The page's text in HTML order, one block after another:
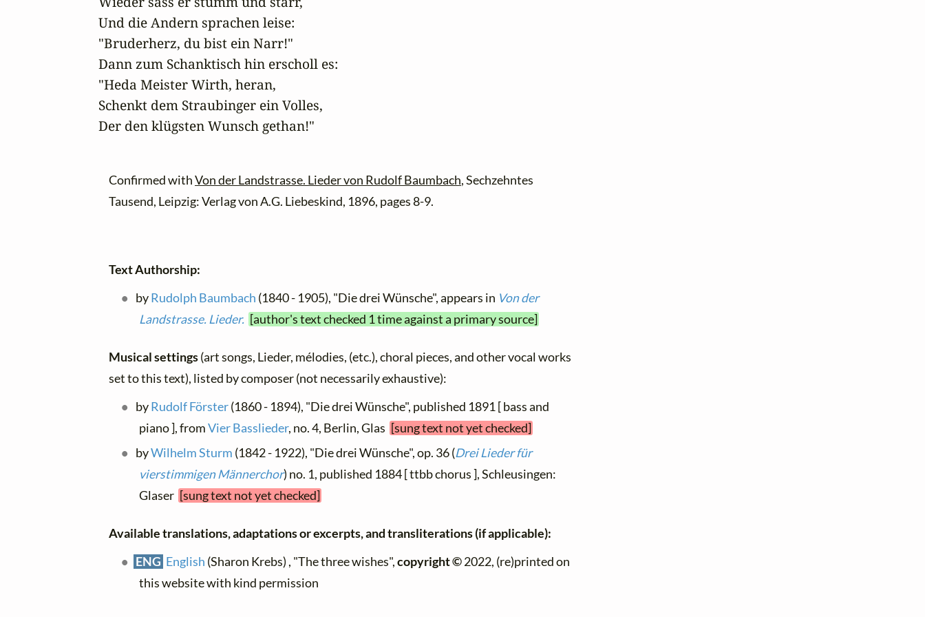
Und die Andern sprachen leise:
"Bruderherz, du bist ein Narr!"
Dann zum Schanktisch hin erscholl es:
"Heda Meister Wirth, heran,
Schenkt dem Straubinger ein Volles,
Der den klügsten Wunsch gethan!"
Confirmed withVon der Landstrasse. Lieder von Rudolf Baumbach, Sechzehntes
Tausend, Leipzig: Verlag von A.G. Liebeskind, 1896, pages 8-9.
Text Authorship:
byRudolph Baumbach (1840 - 1905), "Die drei Wünsche", appears in Von der
Landstrasse. Lieder. [author's text checked 1 time against a primary source]
Musical settings(art songs, Lieder, mélodies, (etc.), choral pieces, and other vocal works
set to this text), listed by composer (not necessarily exhaustive):
byRudolf Förster(1860 - 1894), "Die drei Wünsche", published 1891 [ bass and
piano ], fromVier Basslieder, no. 4, Berlin, Glas [sung text not yet checked]
byWilhelm Sturm (1842 - 1922), "Die drei Wünsche", op. 36 (Drei Lieder für
vierstimmigen Männerchor) no. 1, published 1884 [ ttbb chorus ], Schleusingen:
Glaser [sung text not yet checked]
Available translations, adaptations or excerpts, and transliterations (if applicable):
ENG English (Sharon Krebs) , "The three wishes",copyright ©2022, (re)printed on
this website with kind permission